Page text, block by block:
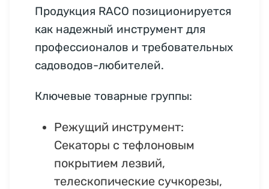
Продукция RACO позиционируется
как надежный инструмент для
профессионалов и требовательных
садоводов-любителей.
Ключевые товарные группы:
Режущий инструмент:
Секаторы с тефлоновым
покрытием лезвий,
телескопические сучкорезы,